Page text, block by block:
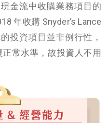
金流中收購業務項目的
年收購 Snyder’s Lance
投資項目並非例行性，
常水準，故投資人不用